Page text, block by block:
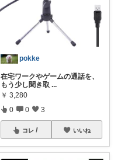
pokke
在宅ワークやゲームの通話を、
もう少し聞き取 ...
￥ 3,280
0 0 3
コレ いいね